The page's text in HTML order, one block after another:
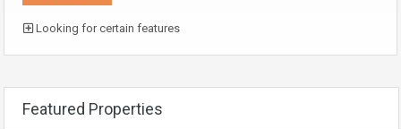
Looking for certain features
Featured Properties